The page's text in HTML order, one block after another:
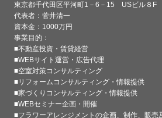
東京都千代田区平河町1－6－15 USビル８F
代表者：菅井清一
資本金：1000万円
事業目的：
■不動産投資・賃貸経営
■WEBサイト運営・広告代理
■空室対策コンサルティング
■リフォームコンサルティング・情報提供
■家づくりコンサルティング・情報提供
■WEBセミナー企画・開催
■フラワーアレンジメントの企画、制作、販売